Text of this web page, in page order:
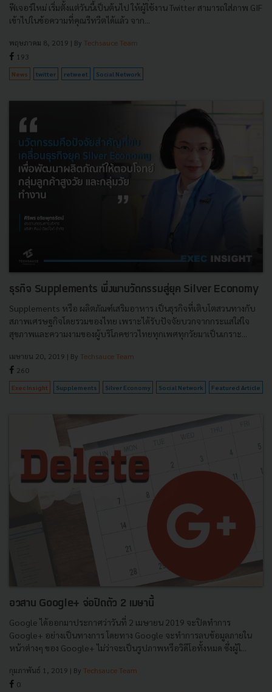
ฟีเจอร์ใหม่ เริ่มตั้งแต่วันนี้เป็นต้นไป ให้ผู้ใช้งาน Twitter สามารถใส่ภาพ GIF
เข้าไปในข้อความที่คุณรีทวีตได้แล้ว จาก...
พฤษภาคม 8, 2019 | By Techsauce Team
193
News twitter retweet Social Network
ธุรกิจ Supplements พึ่งพานวัตกรรมสู่ยุค Silver Economy
Supplements หรือ ผลิตภัณฑ์เสริมอาหาร เป็นธุรกิจที่เติบโตสวนทางกับ
สภาพเศรษฐกิจโดยรวมของไทย เพราะได้รับปัจจัยบวกจากกระแสใส่ใจ
สุขภาพและความงามของผู้บริโภคชาวไทยทุกเพศทุกวัยมาเป็นเกราะ...
เมษายน 20, 2019 | By Techsauce Team
260
Exec Insight Supplements Silver Economy Social Network Featured Article
อวสาน Google+ จ่อปิดตัว 2 เมษานี้
Google ได้ออกมาประกาศว่าวันที่ 2 เมษายน 2019 จะปิดทำการ
Google+ อย่างเป็นทางการ โดยทาง Google จะทำการลบข้อมูลภายใน
หน้าต่างๆ ของ Google+ ไม่ว่าจะเป็นรูปภาพหรือวิดีโอทั้งหมด ซึ่งผู้ใ...
กุมภาพันธ์ 1, 2019 | By Techsauce Team
0